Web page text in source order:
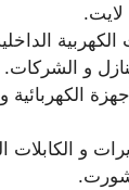
الكهربية
و الشركات.
و الكابلات